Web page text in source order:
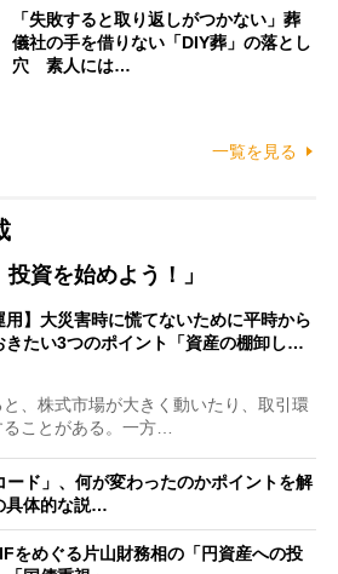
「失敗すると取り返しがつかない」葬
儀社の手を借りない「DIY葬」の落とし
穴 素人には…
一覧を見る
資を始めよう！」
用】大災害時に慌てないために平時から
きたい3つのポイント「資産の棚卸し…
、株式市場が大きく動いたり、取引環
ことがある。一方…
ード」、何が変わったのかポイントを解
具体的な説…
をめぐる片山財務相の「円資産への投